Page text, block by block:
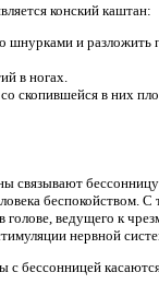
конский каштан:
шнурками и разложить
в ногах.
скопившейся в них
связывают
беспокойством. С
голове, ведущего к
нервной
с бессонницей